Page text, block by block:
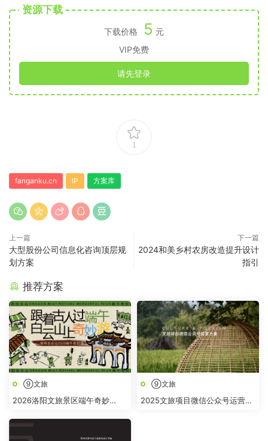
资源下载
下载价格 5 元
VIP免费
请先登录
1
fanganku.cn IP 方案库
上一篇
大型股份公司信息化咨询顶层规
划方案
下一篇
2024和美乡村农房改造提升设计
指引
推荐方案
⑨文旅
2026洛阳文旅景区端午奇妙
⑨文旅
2025文旅项目微信公众号运营方